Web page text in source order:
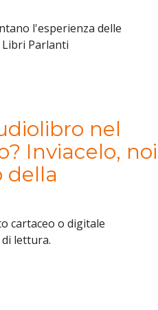
l'esperienza delle
Libri Parlanti
nel
Inviacelo, noi
della
cartaceo o digitale
lettura.